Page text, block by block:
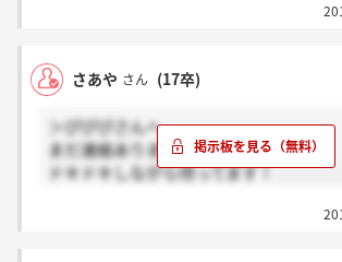
さあや さん (17卒)
＞ぴぴぴさんへ
まだ連絡ありません。
ドキドキしながら待ってます！